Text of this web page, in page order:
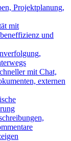
Projektplanung,
mit
und
mit Chat,
externen